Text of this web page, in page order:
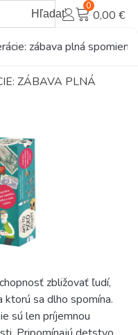
Hľadať
0
0,00 €
zábava plná
ZÁBAVA PLNÁ
zbližovať ľudí,
sa dlho spomína.
sú len príjemnou